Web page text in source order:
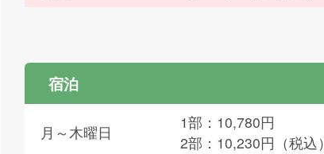
宿泊
月～木曜日
1部：10,780円
2部：10,230円（税込）